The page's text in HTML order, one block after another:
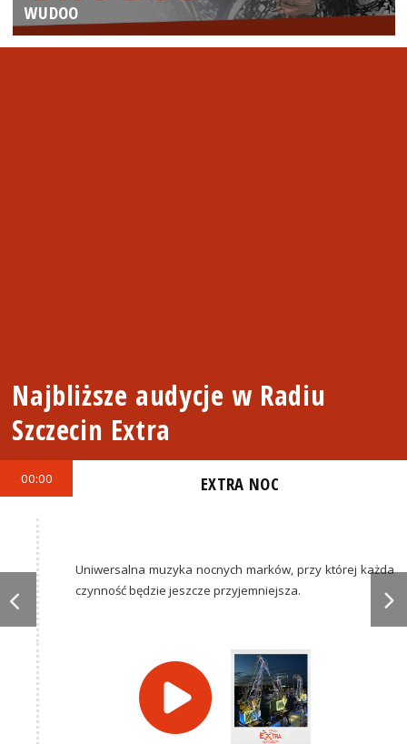
WUDOO
Najbliższe audycje w Radiu
Szczecin Extra
00:00 EXTRA NOC
Uniwersalna muzyka nocnych marków, przy której każda
czynność będzie jeszcze przyjemniejsza.